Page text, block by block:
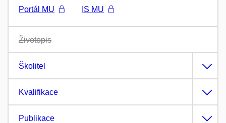
Portál MU
IS MU
Životopis
Školitel
Kvalifikace
Publikace